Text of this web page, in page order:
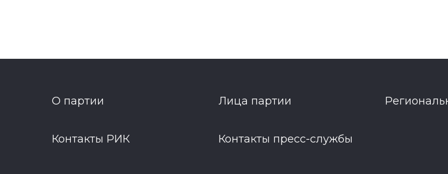
О партии Лица партии
Контакты РИК Контакты пресс-службы